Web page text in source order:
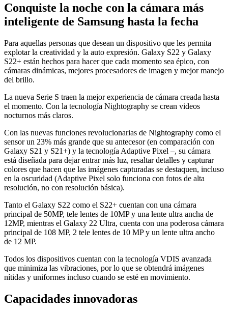
Conquiste la noche con la cámara más
inteligente de Samsung hasta la fecha
Para aquellas personas que desean un dispositivo que les permita
explotar la creatividad y la auto expresión. Galaxy S22 y Galaxy
S22+ están hechos para hacer que cada momento sea épico, con
cámaras dinámicas, mejores procesadores de imagen y mejor manejo
del brillo.
La nueva Serie S traen la mejor experiencia de cámara creada hasta
el momento. Con la tecnología Nightography se crean videos
nocturnos más claros.
Con las nuevas funciones revolucionarias de Nightography como el
sensor un 23% más grande que su antecesor (en comparación con
Galaxy S21 y S21+) y la tecnología Adaptive Pixel –, su cámara
está diseñada para dejar entrar más luz, resaltar detalles y capturar
colores que hacen que las imágenes capturadas se destaquen, incluso
en la oscuridad (Adaptive Pixel solo funciona con fotos de alta
resolución, no con resolución básica).
Tanto el Galaxy S22 como el S22+ cuentan con una cámara
principal de 50MP, tele lentes de 10MP y una lente ultra ancha de
12MP, mientras el Galaxy 22 Ultra, cuenta con una poderosa cámara
principal de 108 MP, 2 tele lentes de 10 MP y un lente ultra ancho
de 12 MP.
Todos los dispositivos cuentan con la tecnología VDIS avanzada
que minimiza las vibraciones, por lo que se obtendrá imágenes
nítidas y uniformes incluso cuando se esté en movimiento.
Capacidades innovadoras